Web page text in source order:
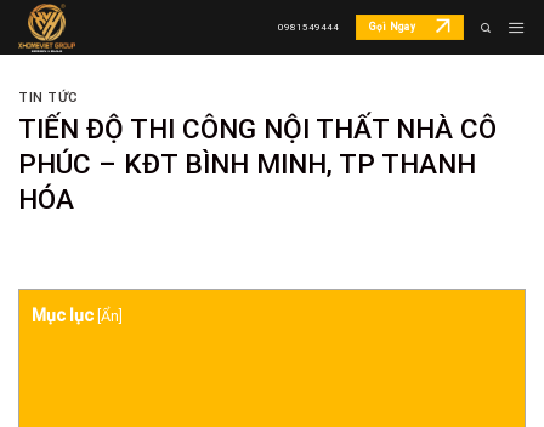
Skip
0981549444 Gọi Ngay
TIN TỨC
TIẾN ĐỘ THI CÔNG NỘI THẤT NHÀ CÔ
PHÚC – KĐT BÌNH MINH, TP THANH
HÓA
Mục lục Ẩn